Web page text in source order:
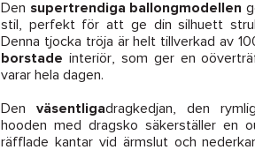
Den supertrendiga ballongmodellen
stil, perfekt för att ge din silhuett
Denna tjocka tröja är helt tillverkad av
borstade interiör, som ger en
varar hela dagen.
Den väsentligadragkedjan, den
hooden med dragsko säkerställer en
räfflade kantar vid ärmslut och